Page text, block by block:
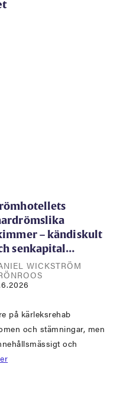
– kändiskult
senkapital…
WICKSTRÖM
på kärleksrehab
och stämningar, men
och